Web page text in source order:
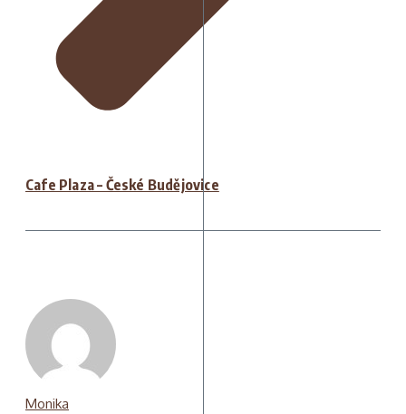
Cafe Plaza – České Budějovice
Monika